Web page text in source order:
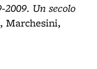
2009. Un secolo
Marchesini,